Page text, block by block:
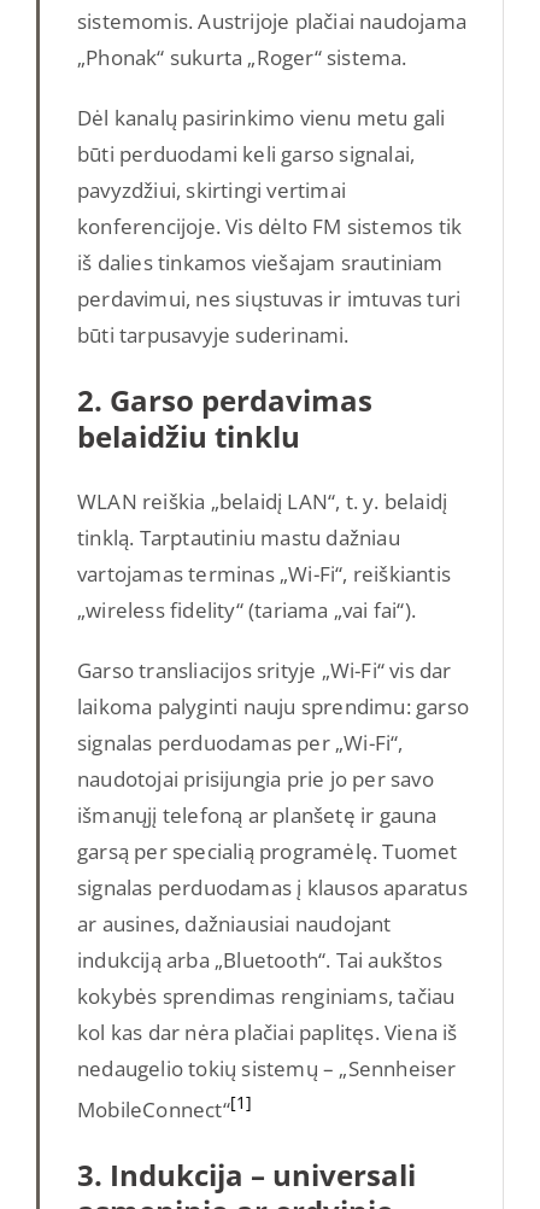
sistemomis. Austrijoje plačiai naudojama
„Phonak“ sukurta „Roger“ sistema.
Dėl kanalų pasirinkimo vienu metu gali
būti perduodami keli garso signalai,
pavyzdžiui, skirtingi vertimai
konferencijoje. Vis dėlto FM sistemos tik
iš dalies tinkamos viešajam srautiniam
perdavimui, nes siųstuvas ir imtuvas turi
būti tarpusavyje suderinami.
2. Garso perdavimas
belaidžiu tinklu
WLAN reiškia „belaidį LAN“, t. y. belaidį
tinklą. Tarptautiniu mastu dažniau
vartojamas terminas „Wi-Fi“, reiškiantis
„wireless fidelity“ (tariama „vai fai“).
Garso transliacijos srityje „Wi-Fi“ vis dar
laikoma palyginti nauju sprendimu: garso
signalas perduodamas per „Wi-Fi“,
naudotojai prisijungia prie jo per savo
išmanųjį telefoną ar planšetę ir gauna
garsą per specialią programėlę. Tuomet
signalas perduodamas į klausos aparatus
ar ausines, dažniausiai naudojant
indukciją arba „Bluetooth“. Tai aukštos
kokybės sprendimas renginiams, tačiau
kol kas dar nėra plačiai paplitęs. Viena iš
nedaugelio tokių sistemų – „Sennheiser
MobileConnect“[1]
3. Indukcija – universali